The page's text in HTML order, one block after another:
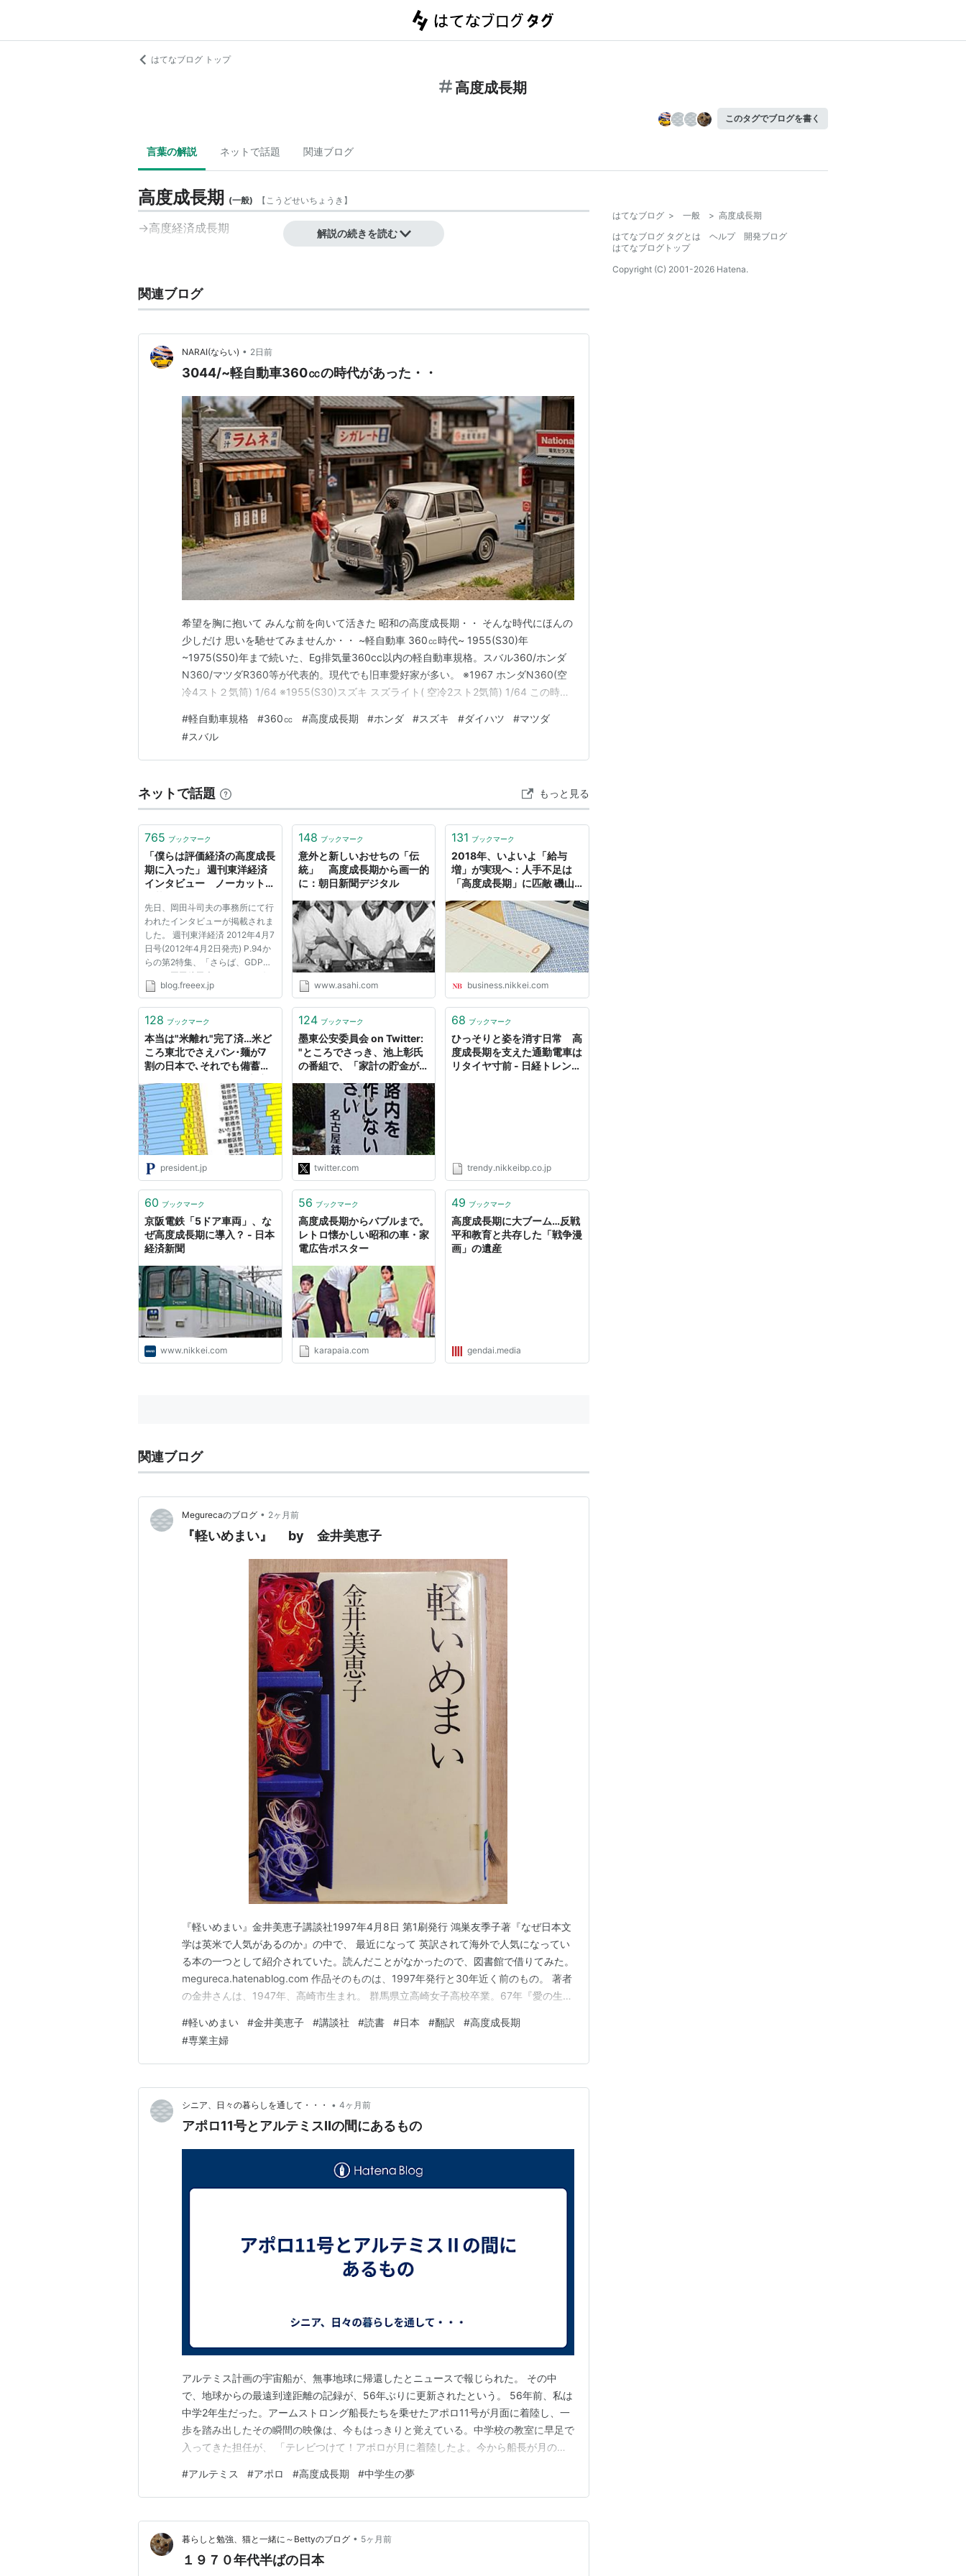
はてなブログ トップ
高度成長期
このタグでブログを書く
言葉の解説 ネットで話題 関連ブログ
高度成長期 (一般) 【こうどせいちょうき 】
→高度経済成長期 解説の続きを読む
関連ブログ
NARAI(ならい) • 2日前
3044/~軽自動車360㏄の時代があった・・
希望を胸に抱いて みんな前を向いて活きた 昭和の高度成長期・・ そんな時代にほんの
少しだけ 思いを馳せてみませんか・・ ~軽自動車 360㏄時代~ 1955(S30)年
~1975(S50)年まで続いた、Eg排気量360cc以内の軽自動車規格。スバル360/ホンダ
N360/マツダR360等が代表的。現代でも旧車愛好家が多い。 ※1967 ホンダN360(空
冷4スト２気筒) 1/64 ※1955(S30)スズキ スズライト( 空冷2スト2気筒) 1/64 この時代
ホンダN360の登場で性能競争が激化、最終的にスペシャリ…
#軽自動車規格 #360㏄ #高度成長期 #ホンダ #スズキ #ダイハツ #マツダ
#スバル
ネットで話題 もっと見る
765 ブックマーク
「僕らは評価経済の高度成長
期に入った」 週刊東洋経済
インタビュー ノーカット版
先日、岡田斗司夫の事務所にて行
われたインタビューが掲載されま
した。 週刊東洋経済 2012年4月7
日号(2012年4月2日発売) P.94か
らの第2特集、「さらば、GDP」
にて、岡田斗司夫／オタキングex
代表「日本は“評価経済”の高度成
田斗司夫の理論の中核を担う「評
チ...
blog.freeex.jp
148 ブックマーク
意外と新しいおせちの「伝
統」 高度成長期から画一的
に：朝日新聞デジタル
www.asahi.com
131 ブックマーク
2018年、いよいよ「給与
増」が実現へ：人手不足は
「高度成長期」に匹敵 磯山
（金）日経ビジネスオンライ
ン
business.nikkei.com
128 ブックマーク
本当は"米離れ"完了済…米ど
ころ東北でさえパン･麺が7
割の日本で､それでも備蓄米
成長期の1960年代はまだ米
食民族だったが､その後､急減
president.jp
124 ブックマーク
墨東公安委員会 on Twitter:
"ところでさっき、池上彰氏
の番組で、「家計の貯金が増
日本が困る」みたいなこと言
ってましたけど、タンス預金
ならともかく、銀行預金なら
それが企業に貸し出されて投
資に回ればいいわけで（高度
成長期はそうだった）、悪い
のは家計ではなく銀行や企業
ではないかと。"
twitter.com
68 ブックマーク
ひっそりと姿を消す日常 高
度成長期を支えた通勤電車は
リタイヤ寸前 - 日経トレンデ
trendy.nikkeibp.co.jp
60 ブックマーク
京阪電鉄「5ドア車両」、な
ぜ高度成長期に導入？ - 日本
経済新聞
www.nikkei.com
56 ブックマーク
高度成長期からバブルまで。
レトロ懐かしい昭和の車・家
電広告ポスター
karapaia.com
49 ブックマーク
高度成長期に大ブーム…反戦
平和教育と共存した「戦争漫
画」の遺産
gendai.media
関連ブログ
Megurecaのブログ • 2ヶ月前
『軽いめまい』 by 金井美恵子
『軽いめまい』金井美恵子講談社1997年4月8日 第1刷発行 鴻巣友季子著『なぜ日本文
学は英米で人気があるのか』の中で、 最近になって 英訳されて海外で人気になってい
る本の一つとして紹介されていた。読んだことがなかったので、図書館で借りてみた。
megureca.hatenablog.com 作品そのものは、1997年発行と30年近く前のもの。 著者
の金井さんは、1947年、高崎市生まれ。 群馬県立高崎女子高校卒業。67年『愛の生
賞受賞。作品多数。 そう言われてみると名前ぐらいは聞いたことがあるような気もす
るし、…
#軽いめまい #金井美恵子 #講談社 #読書 #日本 #翻訳 #高度成長期
#専業主婦
シニア、日々の暮らしを通して・・・ • 4ヶ月前
アポロ11号とアルテミスⅡの間にあるもの
アルテミス計画の宇宙船が、無事地球に帰還したとニュースで報じられた。 その中
で、地球からの最遠到達距離の記録が、56年ぶりに更新されたという。 56年前、私は
中学2年生だった。アームストロング船長たちを乗せたアポロ11号が月面に着陸し、一
歩を踏み出したその瞬間の映像は、今もはっきりと覚えている。中学校の教室に早足で
入ってきた担任が、 「テレビつけて！アポロが月に着陸したよ。今から船長が月の表
飛び交っていたのが、 「ヒューストン、ピー」という言葉だった。 これは、NASA宇
宙センターとアポロとの交信音だ。テレビを通じて…
#アルテミス #アポロ #高度成長期 #中学生の夢
暮らしと勉強、猫と一緒に～Bettyのブログ • 5ヶ月前
１９７０年代半ばの日本
はてなブログ > 一般 > 高度成長期
はてなブログ タグとは
ヘルプ
開発ブログ
はてなブログトップ
Copyright (C) 2001-2026 Hatena.